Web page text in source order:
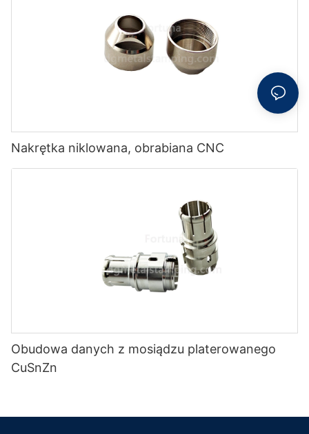
Nakrętka niklowana, obrabiana CNC
Obudowa danych z mosiądzu platerowanego
CuSnZn